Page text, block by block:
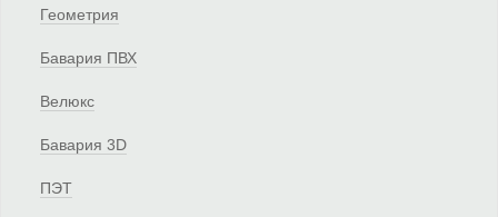
Геометрия
Бавария ПВХ
Велюкс
Бавария 3D
ПЭТ